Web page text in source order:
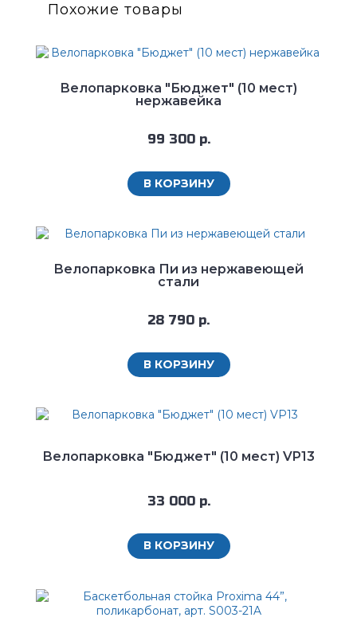
Похожие товары
Велопарковка "Бюджет" (10 мест)
нержавейка
99 300 р.
В КОРЗИНУ
Велопарковка Пи из нержавеющей
стали
28 790 р.
В КОРЗИНУ
Велопарковка "Бюджет" (10 мест) VP13
33 000 р.
В КОРЗИНУ